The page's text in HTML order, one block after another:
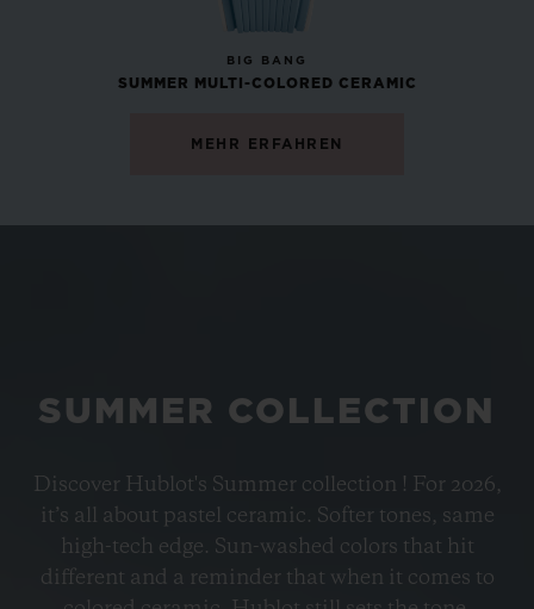
PETROL BLUE CERAMIC
33 MM
•
BIG BANG
SUMMER MULTI-COLORED CERAMIC
MEHR ERFAHREN
SUMMER COLLECTION
Discover Hublot's Summer collection ! For 2026,
it’s all about pastel ceramic. Softer tones, same
high-tech edge. Sun-washed colors that hit
different and a reminder that when it comes to